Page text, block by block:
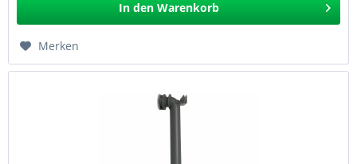
In den Warenkorb
Merken